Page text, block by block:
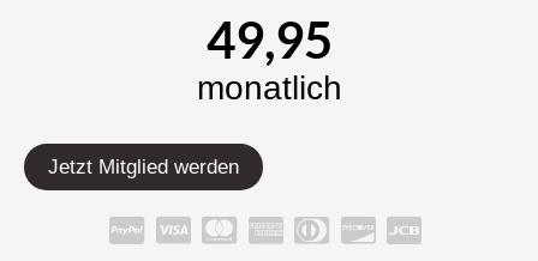
49,95
monatlich
Jetzt Mitglied werden